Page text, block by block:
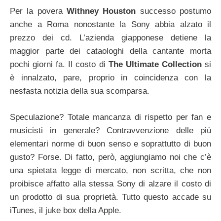
Per la povera Withney Houston successo postumo
anche a Roma nonostante la Sony abbia alzato il
prezzo dei cd. L’azienda giapponese detiene la
maggior parte dei cataologhi della cantante morta
pochi giorni fa. Il costo di The Ultimate Collectionsi
è innalzato, pare, proprio in coincidenza con la
nesfasta notizia della sua scomparsa.
Speculazione? Totale mancanza di rispetto per fan e
musicisti in generale? Contravvenzione delle più
elementari norme di buon senso e soprattutto di buon
gusto? Forse. Di fatto, però, aggiungiamo noi che c’è
una spietata legge di mercato, non scritta, che non
proibisce affatto alla stessa Sony di alzare il costo di
un prodotto di sua proprietà. Tutto questo accade su
iTunes, il juke box della Apple.